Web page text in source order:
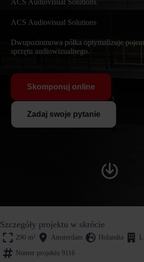
ACS Audiovisual Solutions
ACS Audiovisual Solutions
Dwupoziomowa półka optymalizuje
sprzętu audiowizualnego.
Skomponuj online
Zadaj swoje pytanie
Szczegóły projektu w skrócie
290 m² Amsterdam Holandia
Numer projektu 9116